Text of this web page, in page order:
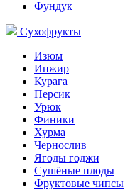
Фундук
Сухофрукты
Изюм
Инжир
Курага
Персик
Урюк
Финики
Хурма
Чернослив
Ягоды годжи
Сушёные плоды
Фруктовые чипсы